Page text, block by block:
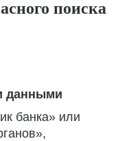
поиска
данными
банка» или